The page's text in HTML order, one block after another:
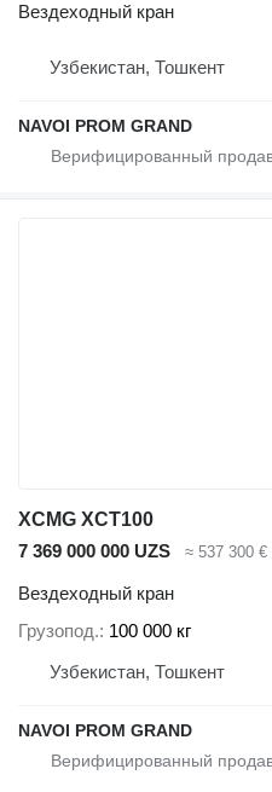
Вездеходный кран
Узбекистан, Тошкент
NAVOI PROM GRAND
XCMG XCT100
7 369 000 000 UZS
≈ 537 300 €
Вездеходный кран
Грузопод. 100 000 кг
Узбекистан, Тошкент
NAVOI PROM GRAND